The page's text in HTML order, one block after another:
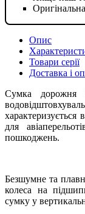
Опис
Товари серії
Доставка і
Сумка дорожня
характеризується
для
пошкоджень.
Безшумне та
колеса на
сумку у